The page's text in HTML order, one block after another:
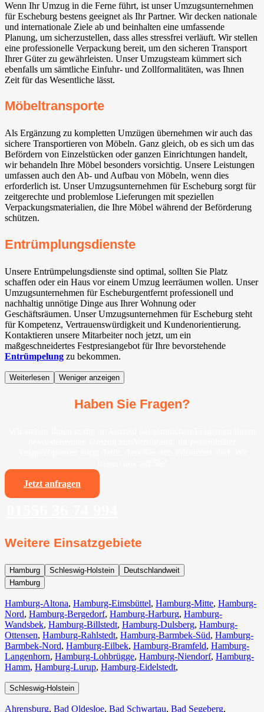
Wenn Ihr Umzug in die Ferne führt, ist unser Umzugsunternehmen
für Escheburg bestens geeignet als Ihr Partner. Wir decken nationale
und internationale Ziele ab und beinhalten eine umfassende
Planung, um sicherzustellen, dass alles stressfrei verläuft. Wir stellen
eine professionelle Verpackung bereit, um den sicheren Transport
Ihrer Güter zu gewährleisten. Unser Umzugsteam kümmert sich
ebenfalls um sämtliche Einfuhr- und Zollformalitäten, was Ihnen
Zeit für das Wesentliche lässt.
Möbeltransporte
Als Ergänzung zu kompletten Umzügen übernehmen wir auch das
sichere Transportieren von Möbeln. Ganz gleich, ob es sich um das
Befördern von Einzelstücken oder ganzen Einrichtungen handelt,
wir behandeln Ihre Möbel besonders vorsichtig. Unsere Leistungen
umfassen auch den Ab- und Aufbau von Möbeln, wenn dies
erforderlich ist. Unser Umzugsunternehmen für Escheburg sorgt für
zeitgerechte und problemlose Lieferungen mit speziellen
Verpackungsmaterialien, die Ihre Möbel während der Beförderung
schützen.
Entrümplungsdienste
Unsere Entrümpelungsdienste sind optimal, sollten Sie Platz
schaffen oder ein Haus vor einem Umzug leerräumen wollen. Unser
Umzugsunternehmen für Escheburgentfernt professionell und
nachhaltig unnötige Dinge aus Ihrer Wohnung oder
Geschäftsräumen. Unser Umzugsunternehmen für Escheburg steht
für Kompetenz, Vertrauenswürdigkeit und Kundenorientierung.
Kontaktieren unsere Mitarbeiter noch jetzt, um ein
maßgeschneidertes Festpresiangebot für Ihre bevorstehende
Entrümpelung zu bekommen.
Weiterlesen Weniger anzeigen
Haben Sie Fragen?
Jetzt anfragen
Weitere Einsatzgebiete
Hamburg Schleswig-Holstein
Deutschlandweit
Hamburg
Hamburg-Altona, Hamburg-Eimsbüttel, Hamburg-Mitte, Hamburg-
Nord, Hamburg-Bergedorf, Hamburg-Harburg, Hamburg-
Wandsbek, Hamburg-Billstedt, Hamburg-Dulsberg, Hamburg-
Ottensen, Hamburg-Rahlstedt, Hamburg-Barmbek-Süd, Hamburg-
Barmbek-Nord, Hamburg-Eilbek, Hamburg-Bramfeld, Hamburg-
Langenhorn, Hamburg-Lohbrügge, Hamburg-Niendorf, Hamburg-
Hamm, Hamburg-Lurup, Hamburg-Eidelstedt,
Schleswig-Holstein
Ahrensburg, Bad Oldesloe, Bad Schwartau, Bad Segeberg,